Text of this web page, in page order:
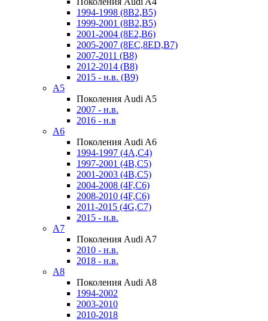
1994-1998 (8B2,B5)
1999-2001 (8B2,B5)
2001-2004 (8E2,B6)
2005-2007 (8EC,8ED,B7)
2007-2011 (B8)
2012-2014 (B8)
2015 - н.в. (B9)
A5
Поколения Audi A5
2007 - н.в.
2016 - н.в
A6
Поколения Audi A6
1994-1997 (4A,C4)
1997-2001 (4B,C5)
2001-2003 (4B,C5)
2004-2008 (4F,C6)
2008-2010 (4F,C6)
2011-2015 (4G,C7)
2015 - н.в.
A7
Поколения Audi A7
2010 - н.в.
2018 - н.в.
A8
Поколения Audi A8
1994-2002
2003-2010
2010-2018